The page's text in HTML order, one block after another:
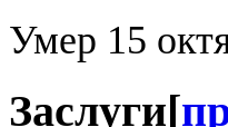
Умер 15
Заслуги[